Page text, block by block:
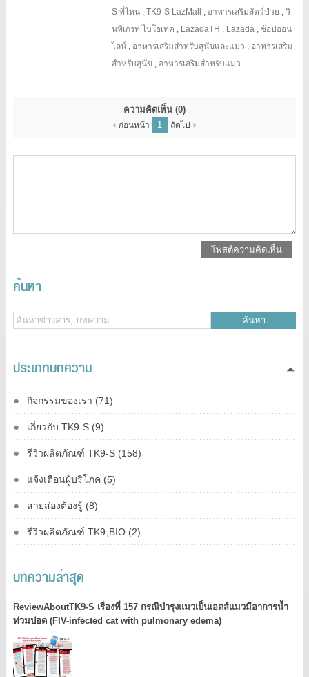
S ที่ไหน ,TK9-S LazMall อาหารเสริมสัตว์ป่วย ,วิ
นทิเกรท ไบโอเทค
LazadaTH Lazada
ช้อปออน
ไลน์
อาหารเสริมสำหรับสุนัขและแมว
อาหารเสริม
สำหรับสุนัข
อาหารเสริมสำหรับแมว
ความคิดเห็น (0)
ก่อนหน้า 1 ถัดไป
โพสต์ความคิดเห็น
ค้นหา
ค้นหา
ประเภทบทความ
กิจกรรมของเรา (71)
เกี่ยวกับ TK9-S (9)
รีวิวผลิตภัณฑ์ TK9-S (158)
แจ้งเตือนผู้บริโภค (5)
สายส่องต้องรู้ (8)
รีวิวผลิตภัณฑ์ TK9-ฺBIO (2)
บทความล่าสุด
ReviewAboutTK9-S เรื่องที่ 157 กรณีบำรุงแมวเป็นเอดส์แมวมีอาการน้ำ
ท่วมปอด (FIV-infected cat with pulmonary edema)